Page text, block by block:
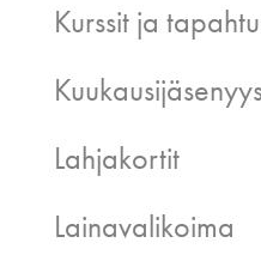
Kurssit ja
Lahjakortit
Lainavalikoima